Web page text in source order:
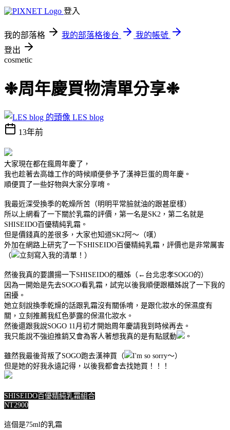
登入
我的部落格 我的部落格後台
我的帳號
登出
cosmetic
❉周年慶買物清單分享❉
LES blog
13年前
大家現在都在瘋周年慶了，
我也趁著去高雄工作的時候順便參予了漢神巨蛋的周年慶。
順便買了一些好物與大家分享唷。
我最近深受換季的乾燥所苦（明明平常臉就油的跟甚麼樣）
所以上網看了一下關於乳霜的評價，第一名是SK2，第二名就是
SHISEIDO百優精純乳霜。
但是價錢真的差很多，大家也知道SK2阿～（嘆）
外加在網路上研究了一下SHISEIDO百優精純乳霜，評價也是非常厲害
（
立刻寫入我的清單！ ）
然後我真的要讚揚一下SHISEIDO的櫃姊（←台北忠孝SOGO的）
因為一開始是先去SOGO看乳霜，試完以後我順便跟櫃姊說了一下我的
困擾。
她立刻說換季乾燥的話跟乳霜沒有關係唷，是跟化妝水的保濕度有
關，立刻推薦我紅色夢露的保濕化妝水。
然後還跟我說SOGO 11月初才開始周年慶請我到時候再去。
我只能說不強迫推銷又會為客人著想我真的是有點感動
。
雖然我最後背叛了SOGO跑去漢神買（
I'm so sorry～）
但是她的好我永遠記得，以後我都會去找她買！！！
SHISEIDO百優精純乳霜組合
NT2900
這個是75ml的乳霜